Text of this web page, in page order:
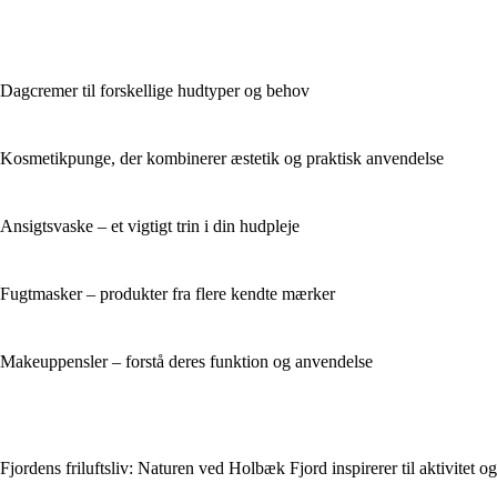
Dagcremer til forskellige hudtyper og behov
Kosmetikpunge, der kombinerer æstetik og praktisk anvendelse
Ansigtsvaske – et vigtigt trin i din hudpleje
Fugtmasker – produkter fra flere kendte mærker
Makeuppensler – forstå deres funktion og anvendelse
Fjordens friluftsliv: Naturen ved Holbæk Fjord inspirerer til aktivitet og